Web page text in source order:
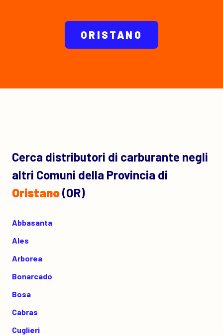
ORISTANO
Cerca distributori di carburante negli
altri Comuni della Provincia di
Oristano(OR)
Abbasanta
Ales
Arborea
Bonarcado
Bosa
Cabras
Cuglieri